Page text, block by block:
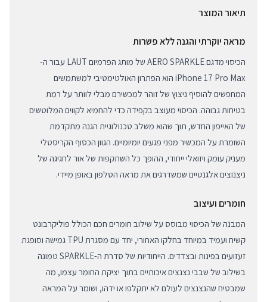
תיאור המוצר
מראה יוקרתי והגנה ללא פשרות
הכיסוי מדגם AERO SPARKLE של מותג הפרמיום LAUT עבור ה-
iPhone 17 Pro Max הוא הפתרון האולטימטיבי למשתמשים
המחפשים להוסיף ניצוץ של זוהר למכשירם מבלי לוותר על רמת
בטיחות גבוהה. הכיסוי מעוצב בקפידה כדי להחמיא לקווים המלוטשים
של האייפון החדש, תוך שהוא משלב טכנולוגיית הגנה מתקדמת
השומרת על המכשיר מפני פגעים יומיומיים. הגוון הכסוף הקריסטלי
מעניק עומק ויזואלי ייחודי, ההופך כל השתקפות של אור לחגיגה של
ניצנוצים אלגנטיים שמשדרגים את מראה הטלפון באופן מיידי.
חומרים ועיצוב
המבנה של הכיסוי מבוסס על שילוב חומרים חכם הכולל פוליקרבונט
קשיח ועמיד במיוחד בחלקו האחורי, יחד עם מסגרת TPU גמישה וסופגת
זעזועים בפינות ובצדדים. הייחודיות של סדרת ה-SPARKLE טמונה
בשילוב של שבבי נצנצים איכותיים בתוך יציקת החומר עצמו, מה
שמבטיח שהנצנצים לעולם לא יתקלפו או ידהו, ושומר על המראה